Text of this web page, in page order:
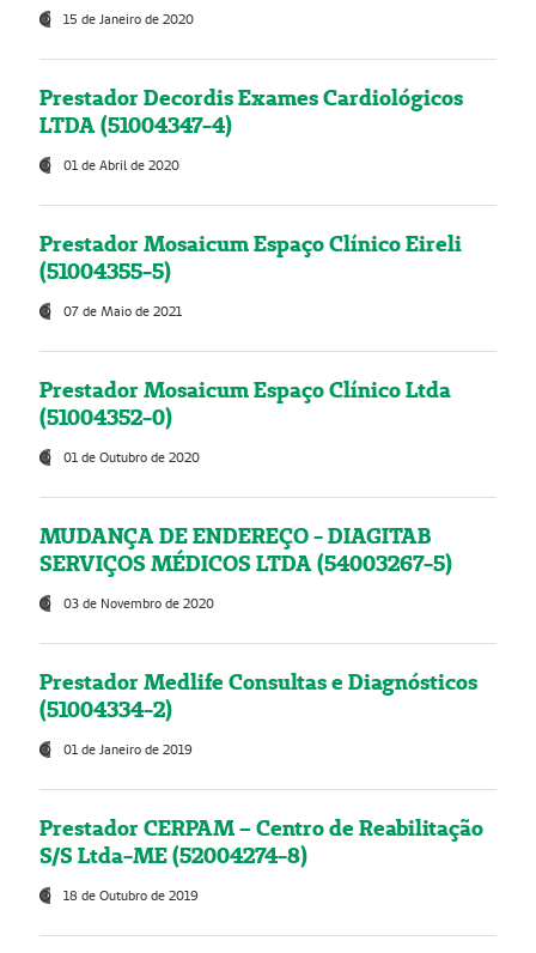
15 de Janeiro de 2020
Prestador Decordis Exames Cardiológicos
LTDA (51004347-4)
01 de Abril de 2020
Prestador Mosaicum Espaço Clínico Eireli
(51004355-5)
07 de Maio de 2021
Prestador Mosaicum Espaço Clínico Ltda
(51004352-0)
01 de Outubro de 2020
MUDANÇA DE ENDEREÇO - DIAGITAB
SERVIÇOS MÉDICOS LTDA (54003267-5)
03 de Novembro de 2020
Prestador Medlife Consultas e Diagnósticos
(51004334-2)
01 de Janeiro de 2019
Prestador CERPAM – Centro de Reabilitação
S/S Ltda-ME (52004274-8)
18 de Outubro de 2019